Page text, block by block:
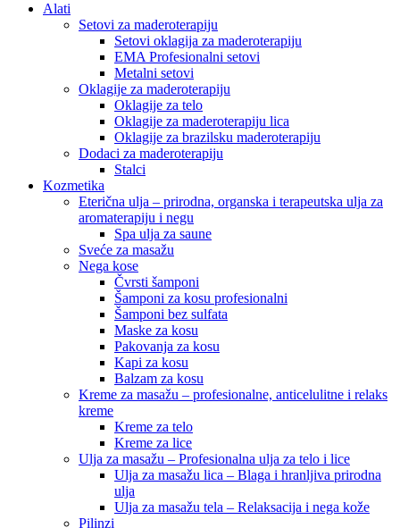
Alati
Setovi za maderoterapiju
Setovi oklagija za maderoterapiju
EMA Profesionalni setovi
Metalni setovi
Oklagije za maderoterapiju
Oklagije za telo
Oklagije za maderoterapiju lica
Oklagije za brazilsku maderoterapiju
Dodaci za maderoterapiju
Stalci
Kozmetika
Eterična ulja – prirodna, organska i terapeutska ulja za
aromaterapiju i negu
Spa ulja za saune
Sveće za masažu
Nega kose
Čvrsti šamponi
Šamponi za kosu profesionalni
Šamponi bez sulfata
Maske za kosu
Pakovanja za kosu
Kapi za kosu
Balzam za kosu
Kreme za masažu – profesionalne, anticelulitne i relaks
kreme
Kreme za telo
Kreme za lice
Ulja za masažu – Profesionalna ulja za telo i lice
Ulja za masažu lica – Blaga i hranljiva prirodna
ulja
Ulja za masažu tela – Relaksacija i nega kože
Pilinzi